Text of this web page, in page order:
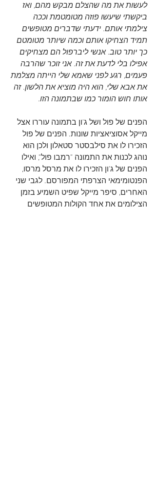
לעשות את מה שהצלם מבקש מהם, ואז
ביקשתי שיעשו פוזה מטומטמת וככה
צילמתי אותם. ידעתי שדברים מטופשים
תמיד הצחיקו אותם וכמה שיותר מטומטם
כך יותר טוב. אנשי ליברפול הם מצחיקים
אפילו בלי לדעת את זה. אני זוכר שהרבה
פעמים, רגע לפני שאמא שלי הייתה מצלמת
את אבא שלי, הוא היה מוציא את הלשון. זה
אותו חוש הומור כמו שבתמונה הזו.
הפנים של פול ושל ג'ון בתמונה עוררו אצל
מייקל אסוציאציות שונות. הפנים של פול
הזכירו לו את סילבסטר סטאלון ולכן הוא
נוהג לכנות את התמונה "רמבו פול", ואילו
הפנים של ג'ון הזכירו לו את מרסל מרסו,
הפנטומימאי הצרפתי המפורסם. לגבי שני
האחרים, סיפר מייקל שפיט השמיע בזמן
הצילומים את אחד הקולות המטופשים